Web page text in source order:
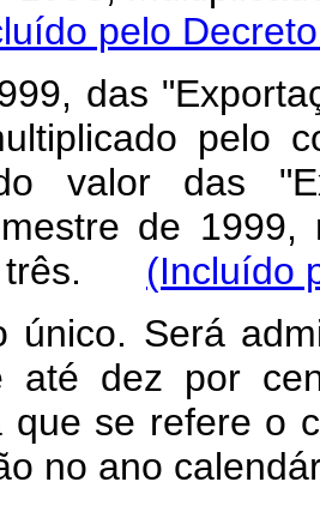
pelo
das
pelo
valor das
de
três. (Incluído
único. Será
até dez por
que se refere o
no ano